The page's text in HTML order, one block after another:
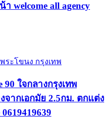
welcome all agency
ระโขนง กรุงเทพ
90 ใจกลางกรุงเทพ
ากเอกมัย 2.5กม. ตกแต่ง